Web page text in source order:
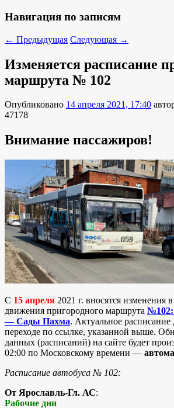
Навигация по записям
← Предыдущая Следующая →
Изменяется расписание
маршрута № 102
Опубликовано 14 апреля 2021, 17:40
47178
Внимание пассажиров!
С 15 апреля 2021 г. вносятся изменения
движения пригородного маршрута №102:
— Сады Пахма. Актуальное расписание
переходе по ссылке, указанной выше.
данных (расписаний) на сайте будет
02:00 по Московскому времени —
Расписание автобуса № 102:
От Ярославль-Гл. АС:
Рабочие дни